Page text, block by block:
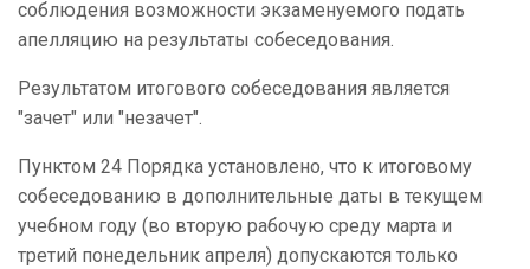
соблюдения возможности экзаменуемого подать
апелляцию на результаты собеседования.
Результатом итогового собеседования является
"зачет" или "незачет".
Пунктом 24 Порядка установлено, что к итоговому
собеседованию в дополнительные даты в текущем
учебном году (во вторую рабочую среду марта и
третий понедельник апреля) допускаются только